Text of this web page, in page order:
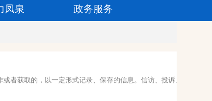
凤泉 政务服务
者获取的，以一定形式记录、保存的信息。信访、投诉、